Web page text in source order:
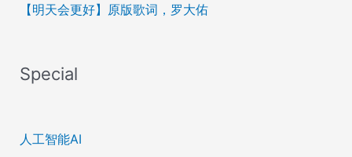
【明天会更好】原版歌词，罗大佑
Special
人工智能AI